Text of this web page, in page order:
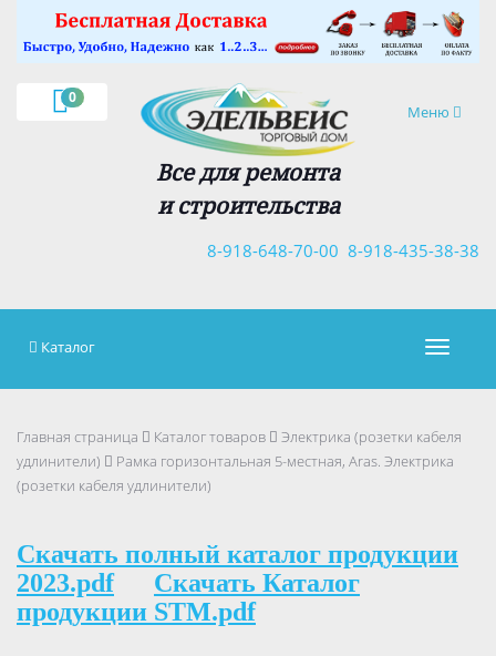
0
Навигация
Меню
Все для ремонта
и строительства
8-918-435-38-38
8-918-648-70-00
×
Каталог
Главная страница Каталог товаров
Электрика (розетки кабеля
удлинители)
Рамка горизонтальная 5-местная, Aras. Электрика
(розетки кабеля удлинители)
Скачать полный каталог продукции
2023.pdf
Скачать Каталог
продукции STM.pdf